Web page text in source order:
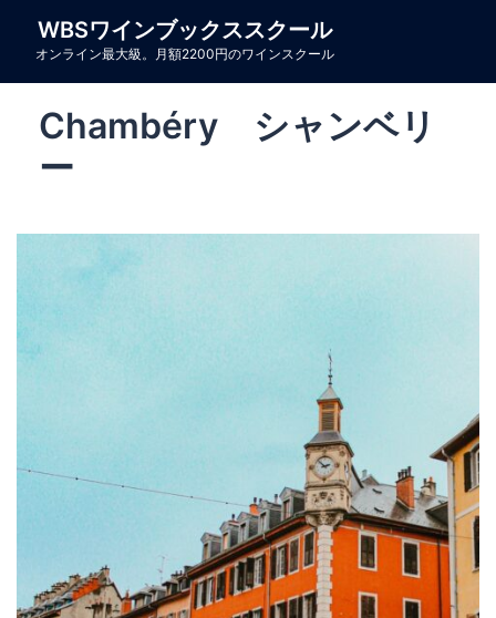
WBSワインブックススクール
オンライン最大級。月額2200円のワインスクール
Chambéry シャンベリ
ー